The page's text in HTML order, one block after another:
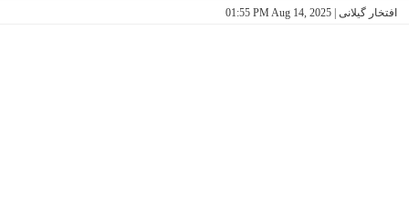
01:55 PM Aug 14, 2025 | افتخار گیلانی